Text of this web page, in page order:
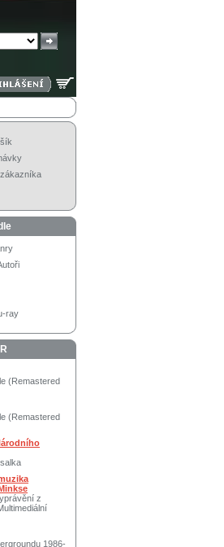
ray
(Remastered
(Remastered
z
1986-